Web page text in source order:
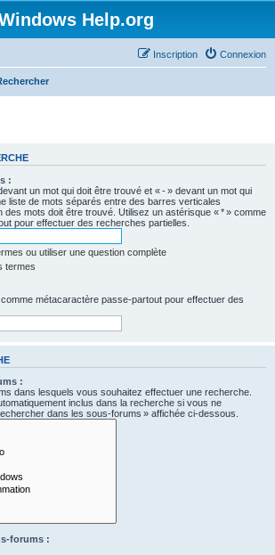
Help.org
Connexion
Inscription
:
un mot qui doit être trouvé et « - » devant un mot qui
liste de mots séparés entre des barres verticales
des mots doit être trouvé. Utilisez un astérisque « * » comme
pour effectuer des recherches partielles.
ou utiliser une question complète
termes
métacaractère passe-partout pour effectuer des
:
dans lesquels vous souhaitez effectuer une recherche.
inclus dans la recherche si vous ne
dans les sous-forums » affichée ci-dessous.
forums :